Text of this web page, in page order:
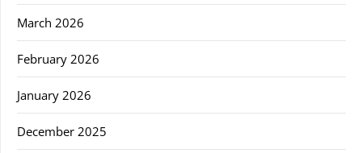
March 2026
February 2026
January 2026
December 2025